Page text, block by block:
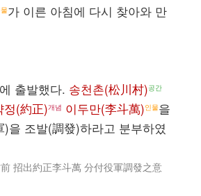
가 이른 아침에 다시 찾아와 만
출발했다. 송천촌(松川村)공간
정(約正)개념 이두만(李斗萬)인물을
)을 조발(調發)하라고 분부하였
招出約正李斗萬 分付役軍調發之意